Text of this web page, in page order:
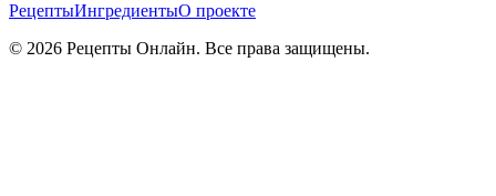
РецептыИнгредиентыО проекте
© 2026 Рецепты Онлайн. Все права защищены.